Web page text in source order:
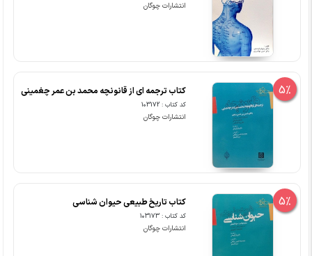
انتشارات چوگان
5% کتاب ترجمه ای از قانونچه محمد بن عمر چغمینی
کد کتاب : 103172
انتشارات چوگان
5% کتاب تاریخ طبیعی حیوان شناسی
کد کتاب : 103173
انتشارات چوگان